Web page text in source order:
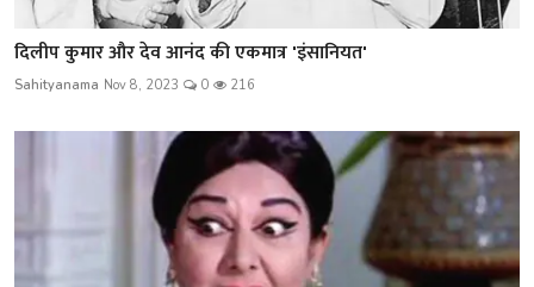
दिलीप कुमार और देव आनंद की एकमात्र 'इंसानियत'
Sahityanama Nov 8, 2023 0 216